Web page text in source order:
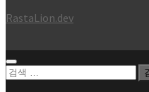
RastaLion.dev
검